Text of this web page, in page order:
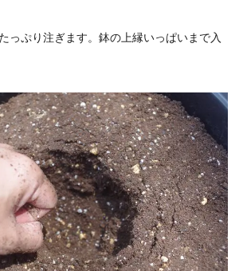
っぷり注ぎます。鉢の上縁いっぱいまで入